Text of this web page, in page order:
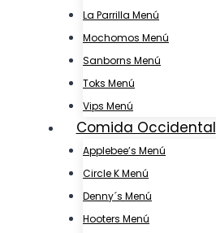
La Parrilla Menú
Mochomos Menú
Sanborns Menú
Toks Menú
Vips Menú
Comida Occidental
Applebee’s Menú
Circle K Menú
Denny´s Menú
Hooters Menú